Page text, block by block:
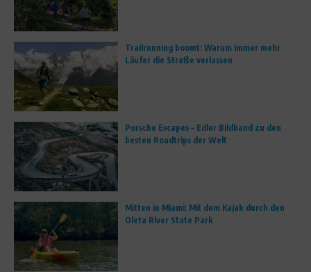
Trailrunning boomt: Warum immer mehr
Läufer die Straße verlassen
Porsche Escapes – Edler Bildband zu den
besten Roadtrips der Welt
Mitten in Miami: Mit dem Kajak durch den
Oleta River State Park